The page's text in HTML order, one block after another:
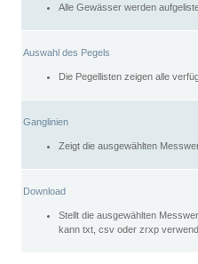
Alle Gewässer werden
Auswahl des Pegels
Die Pegellisten zeigen alle
Ganglinien
Zeigt die ausgewählten
Download
Stellt die ausgewählten
kann txt, csv oder zrxp